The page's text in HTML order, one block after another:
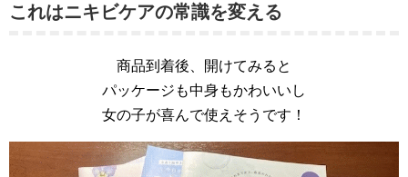
これはニキビケアの常識を変える
商品到着後、開けてみると
パッケージも中身もかわいいし
女の子が喜んで使えそうです！